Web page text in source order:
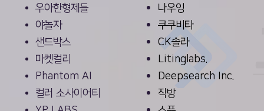
우아한형제들
야놀자
샌드박스
마켓컬리
Phantom AI
컬러 소사이어티
나우잉
쿠쿠비타
CK솔라
Litinglabs.
Deepsearch Inc.
직방